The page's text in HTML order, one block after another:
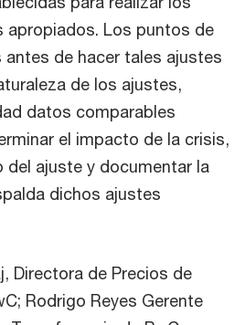
apropiados. Los puntos de
antes de hacer tales ajustes
de los ajustes,
datos comparables
el impacto de la crisis,
del ajuste y documentar la
dichos ajustes
Directora de Precios de
Rodrigo Reyes Gerente